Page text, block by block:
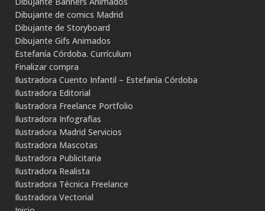
Dibujante de comics Madrid
Dibujante de Storyboard
Dibujante Gifs Animados
Estefanía Córdoba. Currículum
Finalizar compra
Ilustradora Cuento Infantil – Estefanía Córdoba
Ilustradora Editorial
Ilustradora Freelance Portfolio
Ilustradora Infografías
Ilustradora Madrid Servicios
Ilustradora Mascotas
Ilustradora Publicitaria
Ilustradora Realista
Ilustradora Técnica Freelance
Ilustradora Vectorial